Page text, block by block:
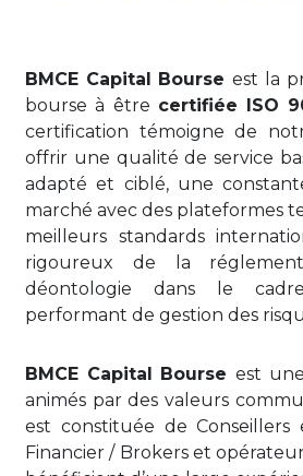
BMCE Capital Bourseest la
bourse à être certifiée ISO
certification témoigne de
offrir une qualité de service
adapté et ciblé, une
marché avec des plateformes
meilleurs standards
rigoureux de la
déontologie dans le
performant de gestion des
BMCE Capital Bourse est
animés par des valeurs
est constituée de Conseillers
Financier / Brokers et